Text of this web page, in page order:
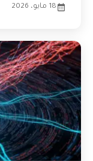
18 مايو، 2026